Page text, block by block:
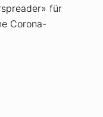
für
Corona-